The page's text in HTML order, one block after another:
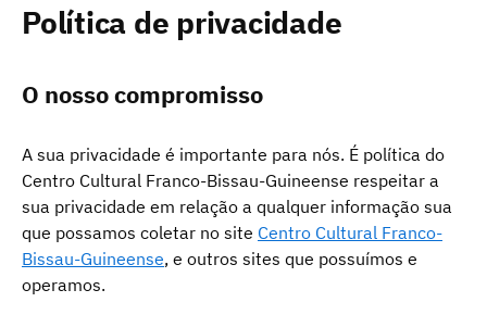
Política de privacidade
O nosso compromisso
A sua privacidade é importante para nós. É política do
Centro Cultural Franco-Bissau-Guineense respeitar a
sua privacidade em relação a qualquer informação sua
que possamos coletar no site Centro Cultural Franco-
Bissau-Guineense, e outros sites que possuímos e
operamos.